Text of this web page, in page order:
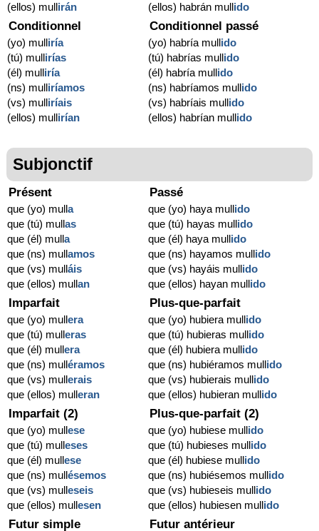
(ellos) mullirán
(ellos) habrán mullido
Conditionnel
(yo) mulliría
(tú) mullirías
(él) mulliría
(ns) mulliríamos
(vs) mulliríais
(ellos) mullirían
Conditionnel passé
(yo) habría mullido
(tú) habrías mullido
(él) habría mullido
(ns) habríamos mullido
(vs) habríais mullido
(ellos) habrían mullido
Subjonctif
Présent
que (yo) mulla
que (tú) mullas
que (él) mulla
que (ns) mullamos
que (vs) mulláis
que (ellos) mullan
Passé
que (yo) haya mullido
que (tú) hayas mullido
que (él) haya mullido
que (ns) hayamos mullido
que (vs) hayáis mullido
que (ellos) hayan mullido
Imparfait
que (yo) mullera
que (tú) mulleras
que (él) mullera
que (ns) mulléramos
que (vs) mullerais
que (ellos) mulleran
Plus-que-parfait
que (yo) hubiera mullido
que (tú) hubieras mullido
que (él) hubiera mullido
que (ns) hubiéramos mullido
que (vs) hubierais mullido
que (ellos) hubieran mullido
Imparfait (2)
que (yo) mullese
que (tú) mulleses
que (él) mullese
que (ns) mullésemos
que (vs) mulleseis
que (ellos) mullesen
Plus-que-parfait (2)
que (yo) hubiese mullido
que (tú) hubieses mullido
que (él) hubiese mullido
que (ns) hubiésemos mullido
que (vs) hubieseis mullido
que (ellos) hubiesen mullido
Futur simple Futur antérieur